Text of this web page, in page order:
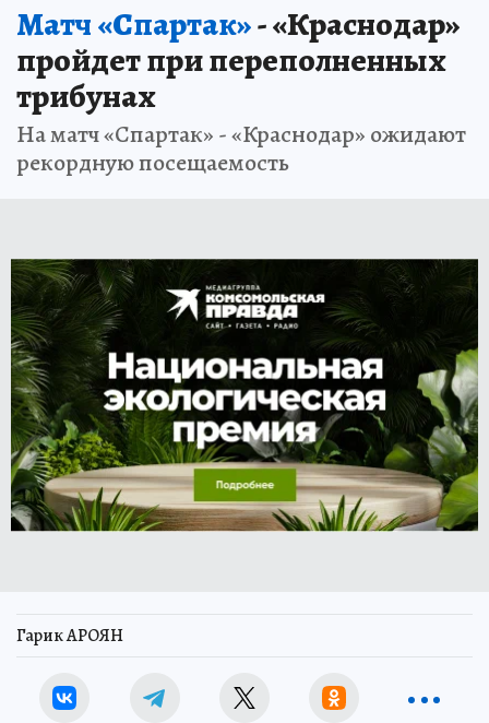
Матч «Спартак»- «Краснодар»
пройдет при переполненных
трибунах
На матч «Спартак» - «Краснодар» ожидают
рекордную посещаемость
Гарик АРОЯН